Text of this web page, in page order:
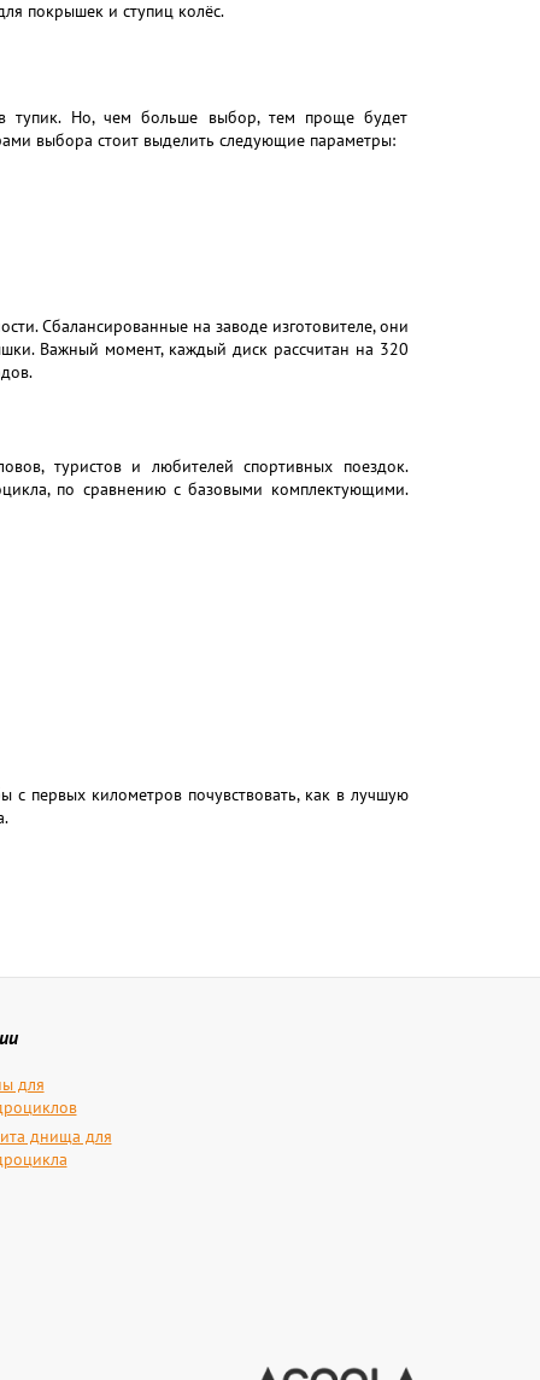
покрышек и ступиц колёс.
в тупик. Но, чем больше выбор, тем проще будет
выбора стоит выделить следующие параметры:
Сбалансированные на заводе изготовителе, они
Важный момент, каждый диск рассчитан на 320
туристов и любителей спортивных поездок.
по сравнению с базовыми комплектующими.
с первых километров почувствовать, как в лучшую
для
днища для